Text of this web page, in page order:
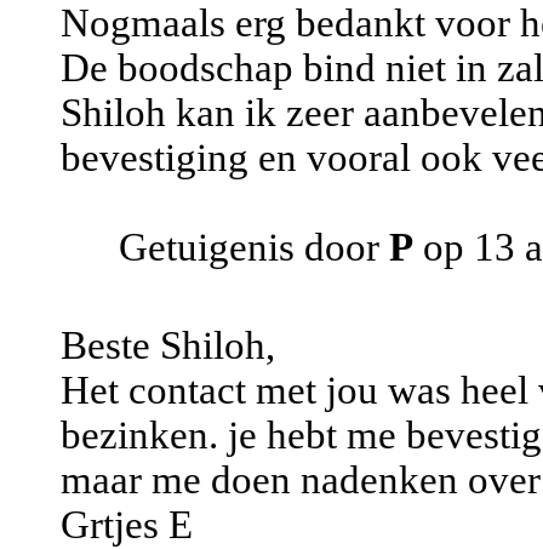
Nogmaals erg bedankt voor
De boodschap bind niet in
Shiloh kan ik zeer
bevestiging en vooral ook
Getuigenis door P op 13
Beste Shiloh,
Het contact met jou was
bezinken. je hebt me
maar me doen nadenken
Grtjes E